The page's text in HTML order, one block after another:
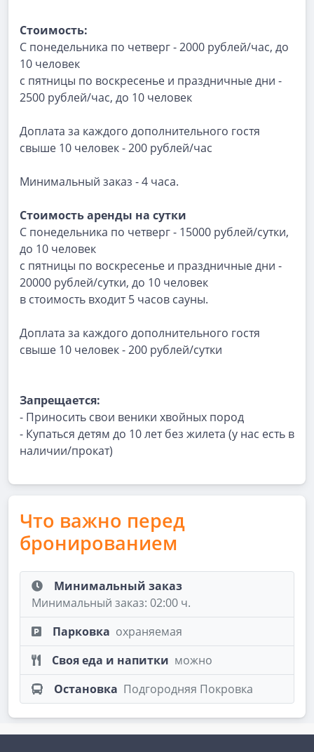
Стоимость:
С понедельника по четверг - 2000 рублей/час, до
10 человек
с пятницы по воскресенье и праздничные дни -
2500 рублей/час, до 10 человек
Доплата за каждого дополнительного гостя
свыше 10 человек - 200 рублей/час
Минимальный заказ - 4 часа.
Стоимость аренды на сутки
С понедельника по четверг - 15000 рублей/сутки,
до 10 человек
с пятницы по воскресенье и праздничные дни -
20000 рублей/сутки, до 10 человек
в стоимость входит 5 часов сауны.
Доплата за каждого дополнительного гостя
свыше 10 человек - 200 рублей/сутки
Запрещается:
- Приносить свои веники хвойных пород
- Купаться детям до 10 лет без жилета (у нас есть в
наличии/прокат)
Что важно перед
бронированием
Минимальный заказ
Минимальный заказ: 02:00 ч.
Парковка охраняемая
Своя еда и напитки можно
Остановка Подгородняя Покровка